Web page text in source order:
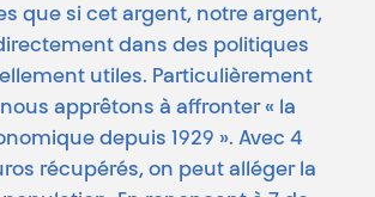
que si cet argent, notre argent,
dans des politiques
utiles. Particulièrement
apprêtons à affronter « la
depuis 1929 ». Avec 4
récupérés, on peut alléger la